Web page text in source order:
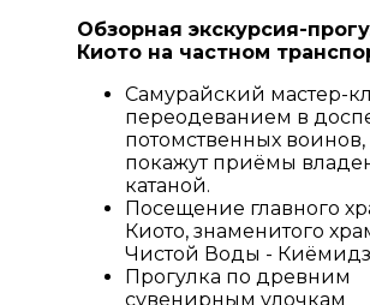
Обзорная экскурсия-
Киото на частном
Самурайский мастер-
переодеванием в
потомственных
покажут приёмы
катаной.
Посещение главного
Киото, знаменитого
Чистой Воды -
Прогулка по древним
сувенирным улочкам